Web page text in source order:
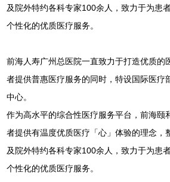
及院外特约各科专家100余人，致力于为患
个性化的优质医疗服务。
前海人寿广州总医院一直致力于打造优质的
者提供普惠医疗服务的同时，特设国际医
中心。
作为高水平的综合性医疗服务平台，前海颐
者提供有温度优质医疗「心」体验的理念，
及院外特约各科专家100余人，致力于为患
个性化的优质医疗服务。